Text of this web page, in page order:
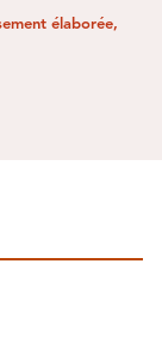
élaborée,